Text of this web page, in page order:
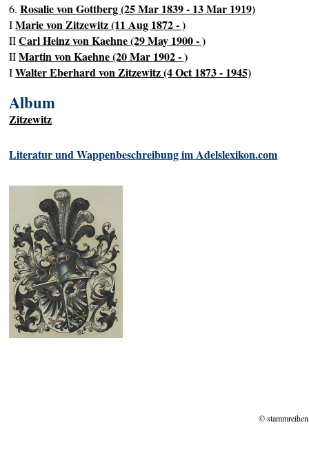
6.Rosalie von Gottberg (25 Mar 1839 - 13 Mar 1919)
IMarie von Zitzewitz (11 Aug 1872 - )
IICarl Heinz von Kaehne (29 May 1900 - )
IIMartin von Kaehne (20 Mar 1902 - )
IWalter Eberhard von Zitzewitz (4 Oct 1873 - 1945)
Album
Zitzewitz
Literatur und Wappenbeschreibung im Adelslexikon.com
©